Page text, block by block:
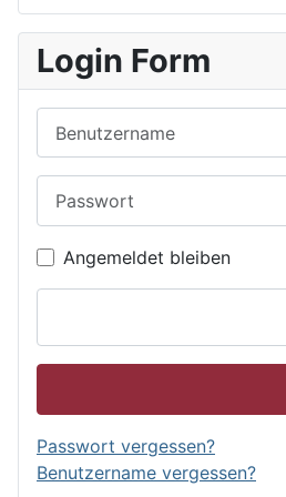
Login Form
Angemeldet bleiben
Passwort vergessen?
Benutzername vergessen?